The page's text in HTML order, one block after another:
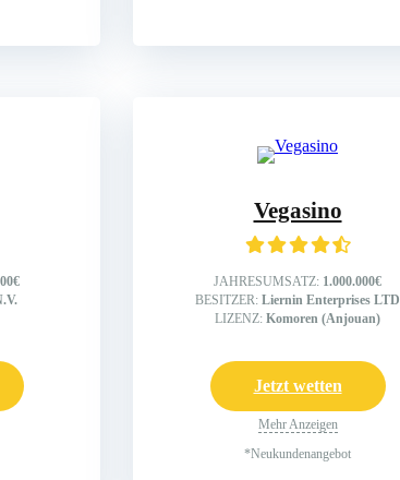
Vegasino
JAHRESUMSATZ: 1.000.000€
BESITZER: Liernin Enterprises LTD
LIZENZ: Komoren (Anjouan)
Jetzt wetten
Mehr Anzeigen
*Neukundenangebot